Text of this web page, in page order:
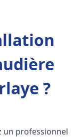
?
un professionnel